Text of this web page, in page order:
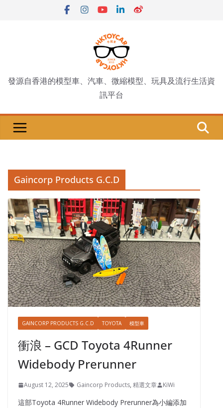
發源自香港的模型車、汽車、微縮模型、玩具及流行生活資
訊平台
Gaincorp Products G.C.D
GAINCORP PRODUCTS G.C.D TOYOTA 模型車
衝浪 – GCD Toyota 4Runner
Widebody Prerunner
August 12, 2025 Gaincorp Products, 精選文章 KiWi
這部Toyota 4Runner Widebody Prerunner為小編添加